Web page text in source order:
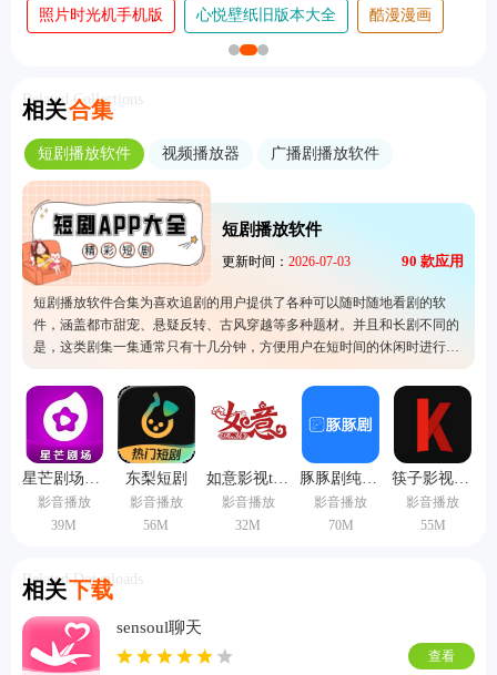
照片时光机手机版 心悦壁纸旧版本大全 酷漫漫画
相关合集
Related Collections
短剧播放软件 视频播放器 广播剧播放软件
短剧播放软件
更新时间： 2026-07-03 90 款应用
短剧播放软件合集为喜欢追剧的用户提供了各种可以随时随地看剧的软
件，涵盖都市甜宠、悬疑反转、古风穿越等多种题材。并且和长剧不同的
是，这类剧集一集通常只有十几分钟，方便用户在短时间的休闲时进行观
看，比如地铁通勤或睡前时段都能完整追完一集。这些软件还支持离线缓
存、倍速播放与进度标记等，非常方便。
星芒剧场短剧
影音播放
39M
东梨短剧
影音播放
56M
如意影视tv版
影音播放
32M
豚豚剧纯净版
影音播放
70M
筷子影视app
影音播放
55M
相关下载
Related Downloads
sensoul聊天
查看